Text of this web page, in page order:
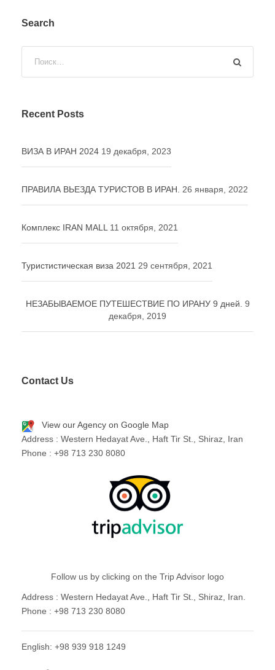
Search
Recent Posts
ВИЗА В ИРАН 2024 19 декабря, 2023
ПРАВИЛА ВЬЕЗДА ТУРИСТОВ В ИРАН. 26 января, 2022
Комплекс IRAN MALL 11 октября, 2021
Туристистическая виза 2021 29 сентября, 2021
НЕЗАБЫВАЕМОЕ ПУТЕШЕСТВИЕ ПО ИРАНУ 9 дней. 9
декабря, 2019
Contact Us
View our Agency on Google Map
Address : Western Hedayat Ave., Haft Tir St., Shiraz, Iran
Phone : +98 713 230 8080
Follow us by clicking on the Trip Advisor logo
Address : Western Hedayat Ave., Haft Tir St., Shiraz, Iran.
Phone : +98 713 230 8080
English: +98 939 918 1249